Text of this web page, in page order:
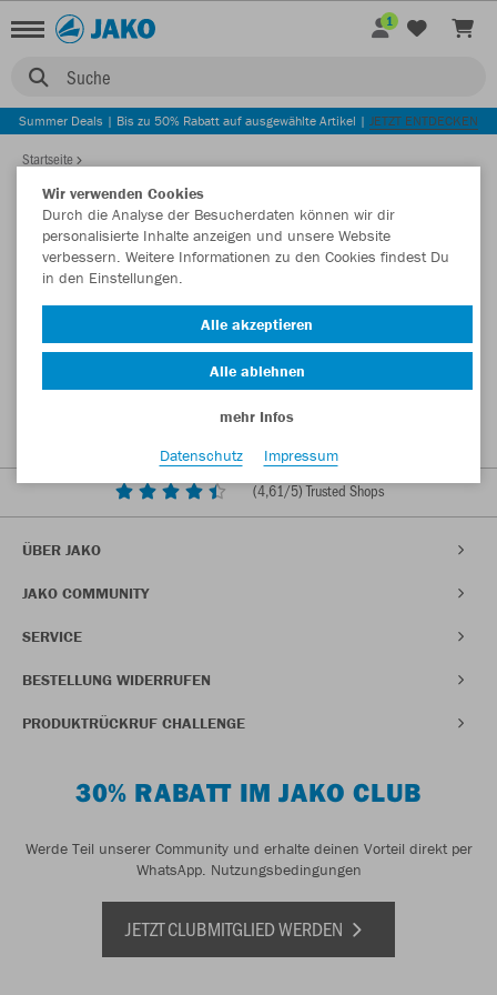
Suche
1
Summer Deals | Bis zu 50% Rabatt auf ausgewählte Artikel | JETZT ENTDECKEN
Startseite
(4,61/5) Trusted Shops
ÜBER JAKO
JAKO COMMUNITY
SERVICE
BESTELLUNG WIDERRUFEN
PRODUKTRÜCKRUF CHALLENGE
30% RABATT IM JAKO CLUB
Werde Teil unserer Community und erhalte deinen Vorteil direkt per
WhatsApp. Nutzungsbedingungen
JETZT CLUBMITGLIED WERDEN
Wir verwenden Cookies
Durch die Analyse der Besucherdaten können wir dir
personalisierte Inhalte anzeigen und unsere Website
verbessern. Weitere Informationen zu den Cookies findest Du
in den Einstellungen.
Alle akzeptieren
Alle ablehnen
mehr Infos
Datenschutz
Impressum